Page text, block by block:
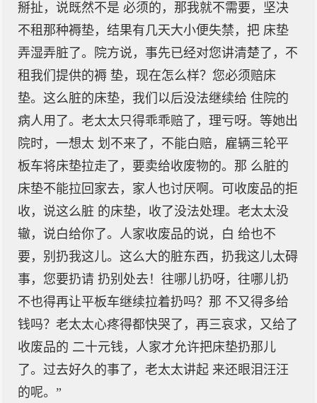
掰扯，说既然不是 必须的，那我就不需要，坚决
不租那种褥垫，结果有几天大小便失禁，把 床垫
弄湿弄脏了。院方说，事先已经对您讲清楚了，不
租我们提供的褥 垫，现在怎么样？您必须赔床
垫。这么脏的床垫，我们以后没法继续给 住院的
病人用了。老太太只得乖乖赔了，理亏呀。等她出
院时，一想太 划不来了，不能白赔，雇辆三轮平
板车将床垫拉走了，要卖给收废物的。那 么脏的
床垫不能拉回家去，家人也讨厌啊。可收废品的拒
收，说这么脏 的床垫，收了没法处理。老太太没
辙，说白给你了。人家收废品的说，白 给也不
要，别扔我这儿。这么大的脏东西，扔我这儿太碍
事，您要扔请 扔别处去！往哪儿扔呀，往哪儿扔
不也得再让平板车继续拉着扔吗？那 不又得多给
钱吗？老太太心疼得都快哭了，再三哀求，又给了
收废品的 二十元钱，人家才允许把床垫扔那儿
了。过去好久的事了，老太太讲起 来还眼泪汪汪
的呢。”